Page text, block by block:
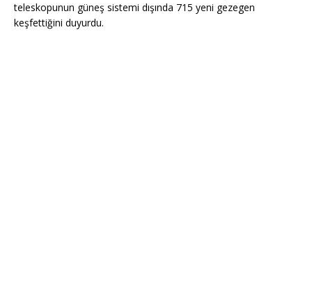
teleskopunun güneş sistemi dışında 715 yeni gezegen
keşfettiğini duyurdu.